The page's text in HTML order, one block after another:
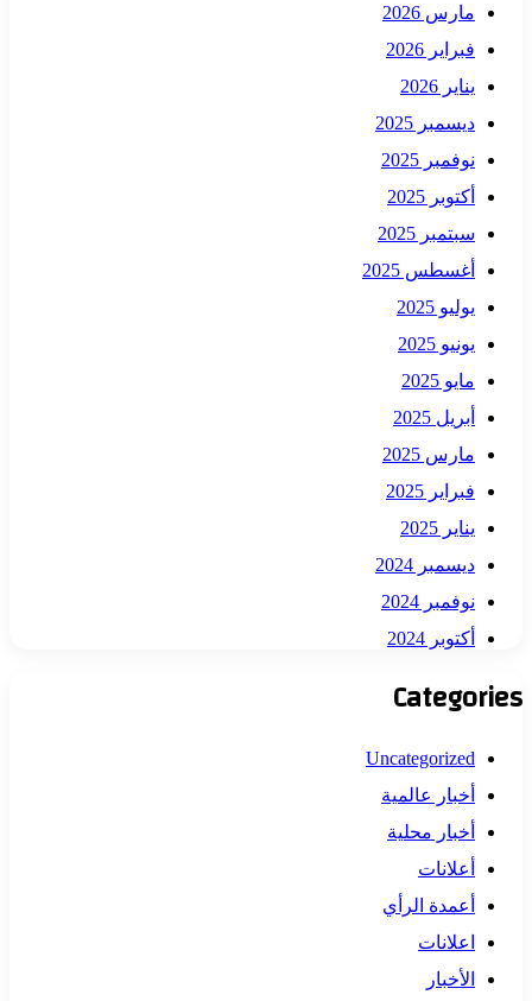
مارس 2026
فبراير 2026
يناير 2026
ديسمبر 2025
نوفمبر 2025
أكتوبر 2025
سبتمبر 2025
أغسطس 2025
يوليو 2025
يونيو 2025
مايو 2025
أبريل 2025
مارس 2025
فبراير 2025
يناير 2025
ديسمبر 2024
نوفمبر 2024
أكتوبر 2024
Categories
Uncategorized
أخبار عالمية
أخبار محلية
أعلانات
أعمدة الرأي
اعلانات
الأخبار